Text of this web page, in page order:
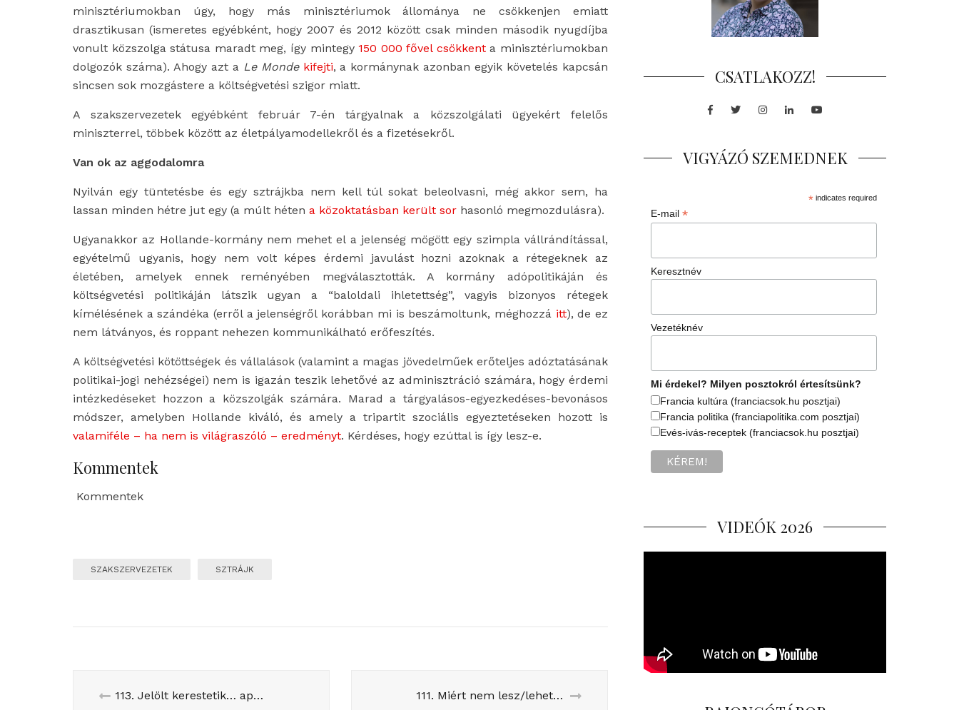
minisztériumokban úgy, hogy más minisztériumok állománya ne csökkenjen emiatt
drasztikusan (ismeretes egyébként, hogy 2007 és 2012 között csak minden második nyugdíjba
vonult közszolga státusa maradt meg, így mintegy 150 000 fővel csökkenta minisztériumokban
dolgozók száma). Ahogy azt a Le Monde kifejti, a kormánynak azonban egyik követelés kapcsán
sincsen sok mozgástere a költségvetési szigor miatt.
A szakszervezetek egyébként február 7-én tárgyalnak a közszolgálati ügyekért felelős
miniszterrel, többek között az életpályamodellekről és a fizetésekről.
Van ok az aggodalomra
Nyilván egy tüntetésbe és egy sztrájkba nem kell túl sokat beleolvasni, még akkor sem, ha
lassan minden hétre jut egy (a múlt héten a közoktatásban került sor hasonló megmozdulásra).
Ugyanakkor az Hollande-kormány nem mehet el a jelenség mögött egy szimpla vállrándítással,
egyételmű ugyanis, hogy nem volt képes érdemi javulást hozni azoknak a rétegeknek az
életében, amelyek ennek reményében megválasztották. A kormány adópolitikáján és
költségvetési politikáján látszik ugyan a “baloldali ihletettség”, vagyis bizonyos rétegek
kímélésének a szándéka (erről a jelenségről korábban mi is beszámoltunk, méghozzá itt), de ez
nem látványos, és roppant nehezen kommunikálható erőfeszítés.
A költségvetési kötöttségek és vállalások (valamint a magas jövedelműek erőteljes adóztatásának
politikai-jogi nehézségei) nem is igazán teszik lehetővé az adminisztráció számára, hogy érdemi
intézkedéseket hozzon a közszolgák számára. Marad a tárgyalásos-egyezkedéses-bevonásos
módszer, amelyben Hollande kiváló, és amely a tripartit szociális egyeztetéseken hozott is
valamiféle – ha nem is világraszóló – eredményt. Kérdéses, hogy ezúttal is így lesz-e.
Kommentek
Kommentek
SZAKSZERVEZETEK SZTRÁJK
113. Jelölt kerestetik… apróhirdetésben 111. Miért nem lesz/lehet referendum?
CSATLAKOZZ!
Facebook
TwitterInstagram
LinkedInYoutube
VIGYÁZÓ SZEMEDNEK
*indicates required
E-mail*
Keresztnév
Vezetéknév
Mi érdekel? Milyen posztokról értesítsünk?
Francia kultúra (franciacsok.hu posztjai)
Francia politika (franciapolitika.com posztjai)
Evés-ivás-receptek (franciacsok.hu posztjai)
VIDEÓK 2026